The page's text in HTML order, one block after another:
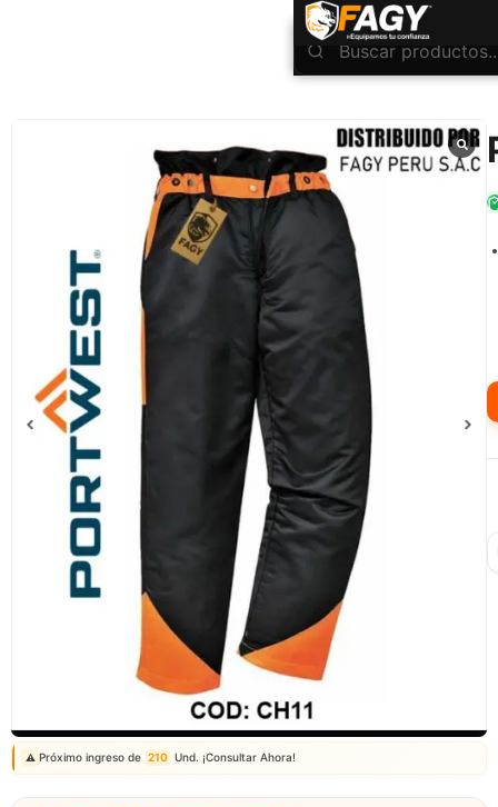
Portwest / Pantalones Oak CH11
Correo: ventas@fagy.com.pe (01) 6371882 - 915 330 639
⚠️ Próximo ingreso de 210 Und. ¡Consultar Ahora!